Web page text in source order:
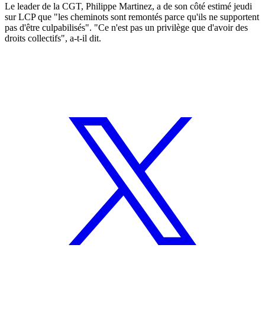
Le leader de la CGT, Philippe Martinez, a de son côté estimé jeudi
sur LCP que "les cheminots sont remontés parce qu'ils ne supportent
pas d'être culpabilisés". "Ce n'est pas un privilège que d'avoir des
droits collectifs", a-t-il dit.